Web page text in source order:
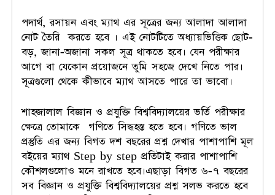
পদার্থ, রসায়ন এবং ম্যাথ এর সূত্রের জন্য আলাদা আলাদা
নোট তৈরি করতে হবে । এই নোটটিতে অধ্যায়ভিত্তিক ছোট-
বড়, জানা-অজানা সকল সূত্র থাকতে হবে। যেন পরীক্ষার
আগে বা যেকোন প্রয়োজনে তুমি সহজে দেখে নিতে পার।
সূত্রগুলো থেকে কীভাবে ম্যাথ আসতে পারে তা ভাবো।
শাহজালাল বিজ্ঞান ও প্রযুক্তি বিশ্ববিদ্যালয়ের ভর্তি পরীক্ষার
ক্ষেত্রে তোমাকে গণিতে সিদ্ধহস্ত হতে হবে। গণিতে ভাল
প্রস্তুতি এর জন্য বিগত দশ বছরের প্রশ্ন দেখার পাশাপাশি মূল
বইয়ের ম্যাথ Step by step প্রতিটাই করার পাশাপাশি
কৌশলগুলোও মনে রাখতে হবে।এছাড়া বিগত ৬-৭ বছরের
সব বিজ্ঞান ও প্রযুক্তি বিশ্ববিদ্যালয়ের প্রশ্ন সলভ করতে হবে